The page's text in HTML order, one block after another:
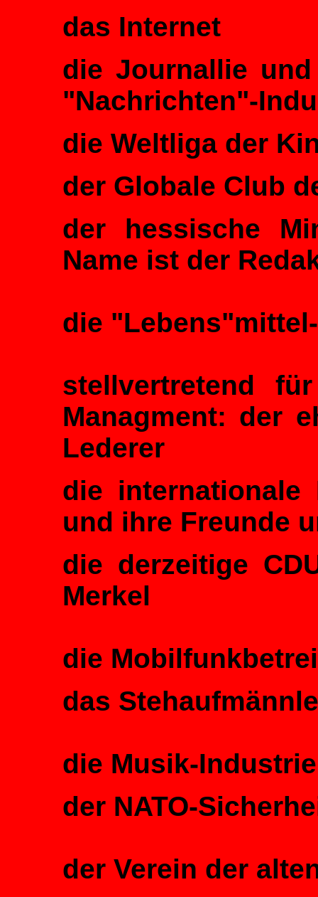
das Internet
die Journallie
"Nachrichten"-
die Weltliga der
der Globale Club
der hessische
Name ist der
die
stellvertretend
Managment: der
Lederer
die internationale
und ihre Freunde
die derzeitige
Merkel
die
das
die Musik-Industrie
der NATO-
der Verein der